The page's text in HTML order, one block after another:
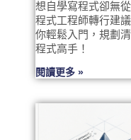
想自學寫程式卻無
程式工程師轉行建
你輕鬆入門，規劃
程式高手！
閱讀更多 »